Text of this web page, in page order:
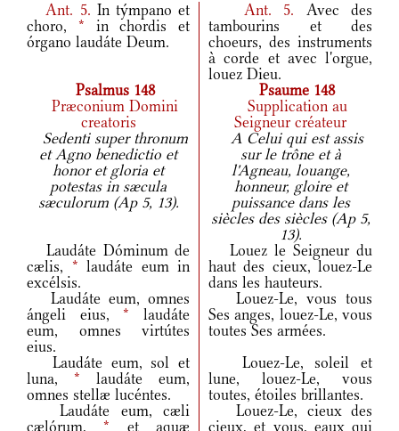
Ant. 5. In týmpano et
choro, * in chordis et
órgano laudáte Deum.
Ant. 5. Avec des
tambourins et des
choeurs, des instruments
à corde et avec l'orgue,
louez Dieu.
Psalmus 148
Psaume 148
Præconium Domini
creatoris
Supplication au
Seigneur créateur
Sedenti super thronum
et Agno benedictio et
honor et gloria et
potestas in sæcula
sæculorum (Ap 5, 13).
A Celui qui est assis
sur le trône et à
l'Agneau, louange,
honneur, gloire et
puissance dans les
siècles des siècles (Ap 5,
13).
Laudáte Dóminum de
cælis, * laudáte eum in
excélsis.
Louez le Seigneur du
haut des cieux, louez-Le
dans les hauteurs.
Laudáte eum, omnes
ángeli eius,* laudáte
eum, omnes virtútes
eius.
Louez-Le, vous tous
Ses anges, louez-Le, vous
toutes Ses armées.
Laudáte eum, sol et
luna, * laudáte eum,
omnes stellæ lucéntes.
Louez-Le, soleil et
lune, louez-Le, vous
toutes, étoiles brillantes.
Laudáte eum, cæli
cælórum,* et aquæ
Louez-Le, cieux des
cieux, et vous, eaux qui